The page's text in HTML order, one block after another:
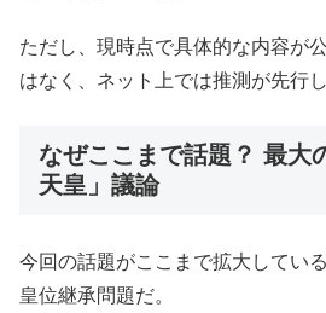
ただし、現時点で具体的な内容が
はなく、ネット上では推測が先行
なぜここまで話題？ 最大
天皇」議論
今回の話題がここまで拡大してい
皇位継承問題だ。